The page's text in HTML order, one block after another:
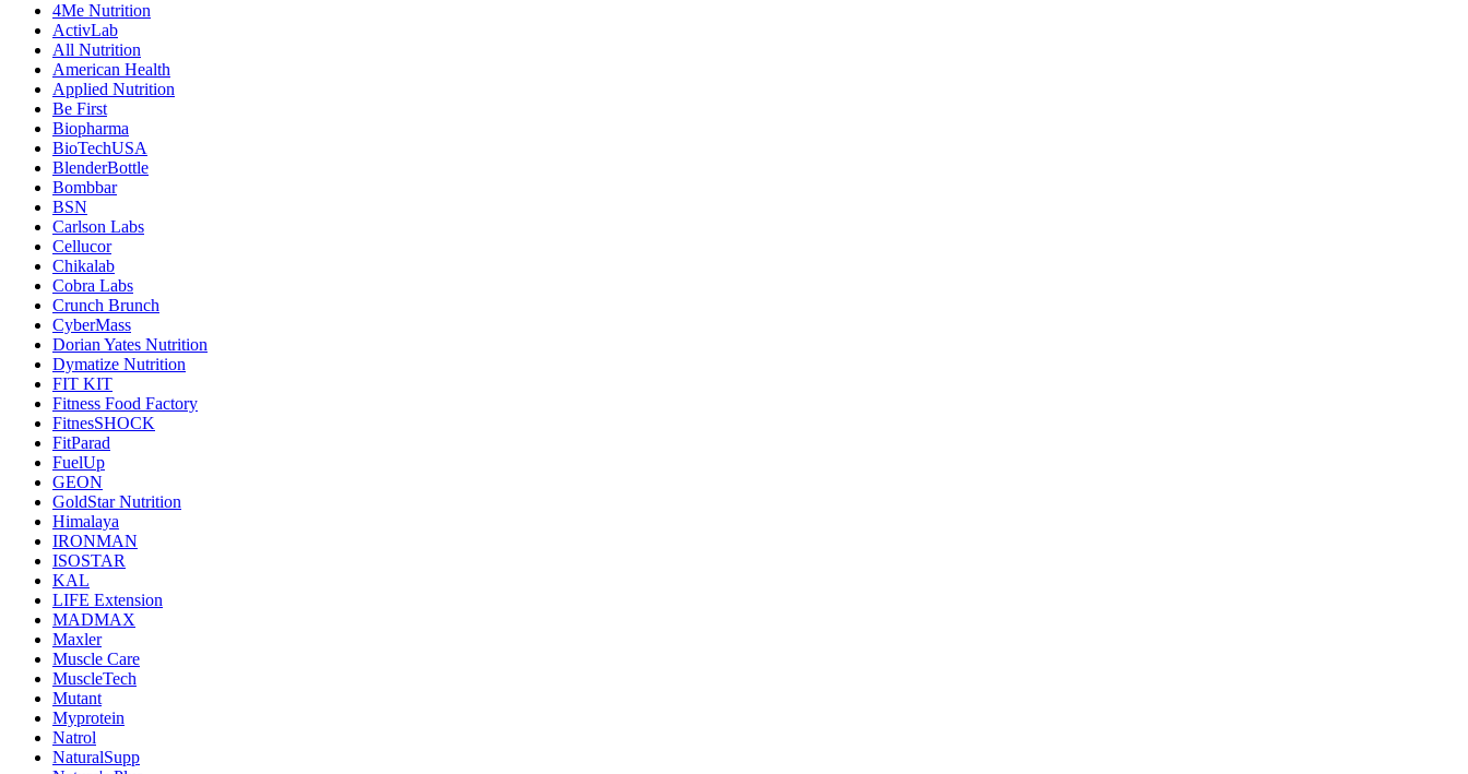
4Me Nutrition
ActivLab
All Nutrition
American Health
Applied Nutrition
Be First
Biopharma
BioTechUSA
BlenderBottle
Bombbar
BSN
Carlson Labs
Cellucor
Chikalab
Cobra Labs
Crunch Brunch
CyberMass
Dorian Yates Nutrition
Dymatize Nutrition
FIT KIT
Fitness Food Factory
FitnesSHOCK
FitParad
FuelUp
GEON
GoldStar Nutrition
Himalaya
IRONMAN
ISOSTAR
KAL
LIFE Extension
MADMAX
Maxler
Muscle Care
MuscleTech
Mutant
Myprotein
Natrol
NaturalSupp